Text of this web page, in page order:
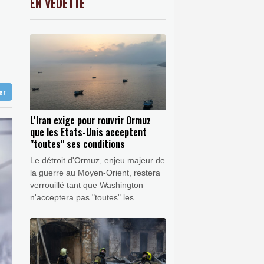
-0.41%
1.64% 4392.86 €
L'Iran exige pour rouvrir Ormuz
que les Etats-Unis acceptent
"toutes" ses conditions
Le détroit d'Ormuz, enjeu majeur de
la guerre au Moyen-Orient, restera
verrouillé tant que Washington
n'acceptera pas "toutes" les
insisté dimanche les Gardiens de la
Révolution, éloignant l'espoir d'un
règlement rapide du conflit.